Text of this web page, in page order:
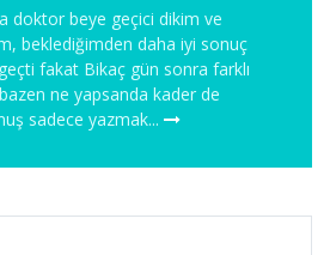
doktor beye geçici dikim ve
beklediğimden daha iyi sonuç
fakat Bikaç gün sonra farklı
ne yapsanda kader de
sadece yazmak...